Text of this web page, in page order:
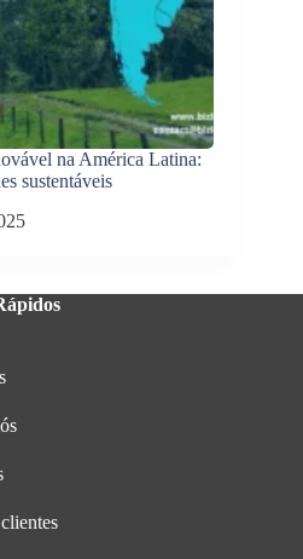
na América Latina:
sustentáveis